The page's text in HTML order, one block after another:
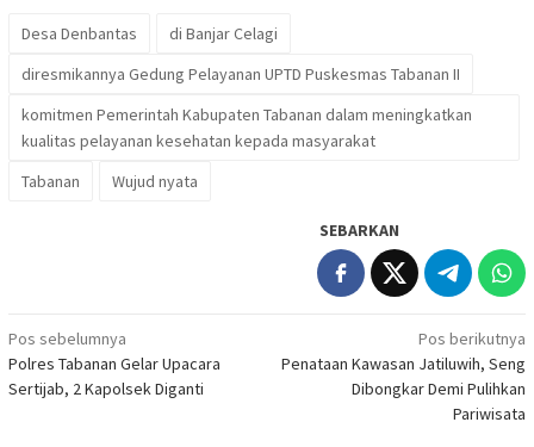
Desa Denbantas
di Banjar Celagi
diresmikannya Gedung Pelayanan UPTD Puskesmas Tabanan II
komitmen Pemerintah Kabupaten Tabanan dalam meningkatkan
kualitas pelayanan kesehatan kepada masyarakat
Tabanan
Wujud nyata
SEBARKAN
Navigasi
pos
Pos sebelumnya
Polres Tabanan Gelar Upacara
Sertijab, 2 Kapolsek Diganti
Pos berikutnya
Penataan Kawasan Jatiluwih, Seng
Dibongkar Demi Pulihkan
Pariwisata